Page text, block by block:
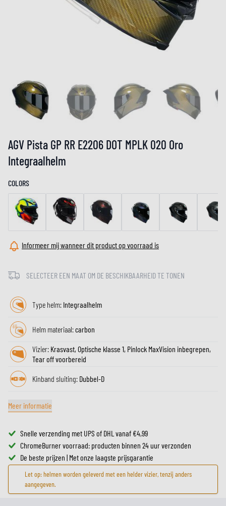
AGV Pista GP RR E2206 DOT MPLK 020 Oro
Integraalhelm
COLORS
Informeer mij wanneer dit product op voorraad is
SELECTEER EEN MAAT OM DE BESCHIKBAARHEID TE TONEN
Type helm: Integraalhelm
Helm materiaal:carbon
Vizier: Krasvast, Optische klasse 1, Pinlock MaxVision inbegrepen,
Tear off voorbereid
Kinband sluiting: Dubbel-D
Meer informatie
Snelle verzending met UPS of DHL vanaf €4,99
ChromeBurner voorraad: producten binnen 24 uur verzonden
De beste prijzen | Met onze laagste prijsgarantie
Let op: helmen worden geleverd met een helder vizier, tenzij anders
aangegeven.